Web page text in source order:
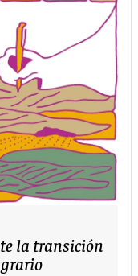
la transición